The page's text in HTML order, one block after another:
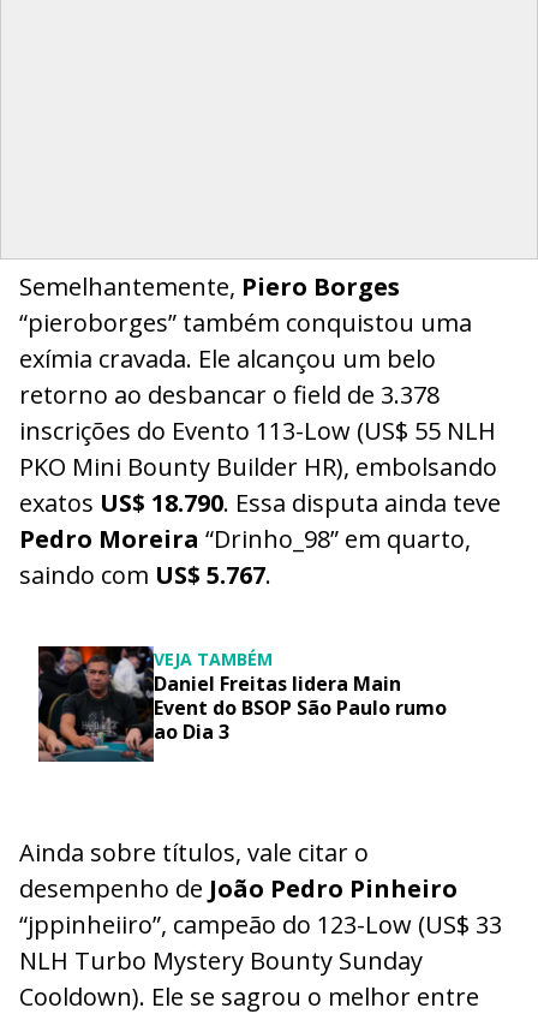
Semelhantemente, Piero Borges
“pieroborges” também conquistou uma
exímia cravada. Ele alcançou um belo
retorno ao desbancar o field de 3.378
inscrições do Evento 113-Low (US$ 55 NLH
PKO Mini Bounty Builder HR), embolsando
exatos US$ 18.790. Essa disputa ainda teve
Pedro Moreira “Drinho_98” em quarto,
saindo com US$ 5.767.
VEJA TAMBÉM
Daniel Freitas lidera Main
Event do BSOP São Paulo rumo
ao Dia 3
Ainda sobre títulos, vale citar o
desempenho de João Pedro Pinheiro
“jppinheiiro”, campeão do 123-Low (US$ 33
NLH Turbo Mystery Bounty Sunday
Cooldown). Ele se sagrou o melhor entre